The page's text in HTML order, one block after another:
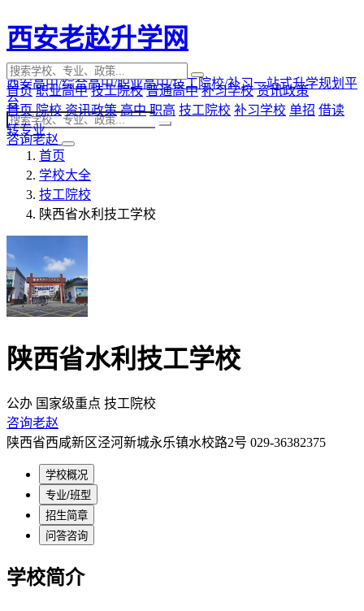
西安老赵升学网
西安高中/综合高中/职业高中/技工院校/补习一站式升学规划平
台
咨询老赵
首页 职业高中 技工院校 普通高中 补习学校 资讯政策
首页 院校 资讯政策 高中 职高 技工院校 补习学校 单招 借读
转专业
首页
学校大全
技工院校
陕西省水利技工学校
陕西省水利技工学校
公办 国家级重点 技工院校
咨询老赵
陕西省西咸新区泾河新城永乐镇水校路2号 029-36382375
学校概况
专业/班型
招生简章
问答咨询
学校简介